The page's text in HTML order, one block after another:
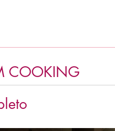
COOKING